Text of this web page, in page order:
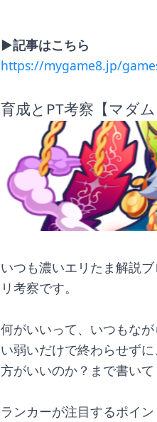
▶︎記事はこちら
https://mygame8.jp/
育成とPT考察【マダム
いつも濃いエリたま解説
リ考察です。
何がいいって、いつもな
い弱いだけで終わらせず
方がいいのか？まで書いて
ランカーが注目するポイ